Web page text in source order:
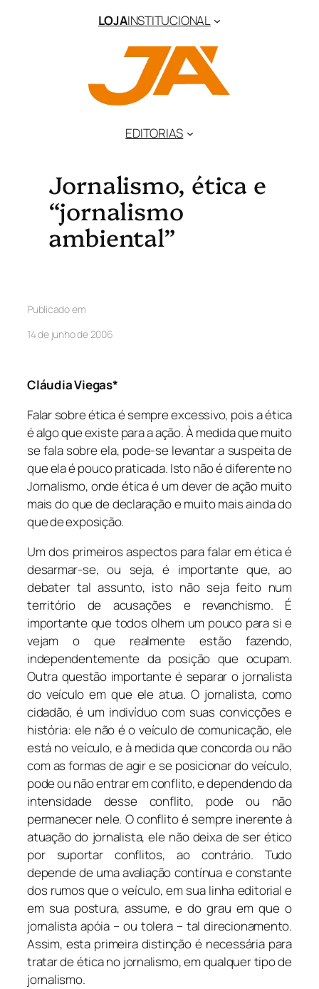
LOJAINSTITUCIONAL
EDITORIAS
Jornalismo, ética e
“jornalismo
ambiental”
Publicado em
14 de junho de 2006
Cláudia Viegas*
Falar sobre ética é sempre excessivo, pois a ética
é algo que existe para a ação. À medida que muito
se fala sobre ela, pode-se levantar a suspeita de
que ela é pouco praticada. Isto não é diferente no
Jornalismo, onde ética é um dever de ação muito
mais do que de declaração e muito mais ainda do
que de exposição.
Um dos primeiros aspectos para falar em ética é
desarmar-se, ou seja, é importante que, ao
debater tal assunto, isto não seja feito num
território de acusações e revanchismo. É
importante que todos olhem um pouco para si e
vejam o que realmente estão fazendo,
independentemente da posição que ocupam.
Outra questão importante é separar o jornalista
do veículo em que ele atua. O jornalista, como
cidadão, é um indivíduo com suas convicções e
história: ele não é o veículo de comunicação, ele
está no veículo, e à medida que concorda ou não
com as formas de agir e se posicionar do veículo,
pode ou não entrar em conflito, e dependendo da
intensidade desse conflito, pode ou não
permanecer nele. O conflito é sempre inerente à
atuação do jornalista, ele não deixa de ser ético
por suportar conflitos, ao contrário. Tudo
depende de uma avaliação contínua e constante
dos rumos que o veículo, em sua linha editorial e
em sua postura, assume, e do grau em que o
jornalista apóia – ou tolera – tal direcionamento.
Assim, esta primeira distinção é necessária para
tratar de ética no jornalismo, em qualquer tipo de
jornalismo.